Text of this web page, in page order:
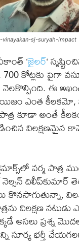
sj-suryah-impact
‘జైలర్‘
కోట్లకు పైగా
నెలకొల్పింది. ఈ
ఎంత
పాత్ర కూడా అంతే
విలక్షణమైన
వర్మ పాత్ర
నెల్సన్ దిలీప్‌కుమార్
కొనసాగుతున్నా,
విలక్షణ నటుడు
అసలు ప్రశ్న
సూర్య భర్తీ